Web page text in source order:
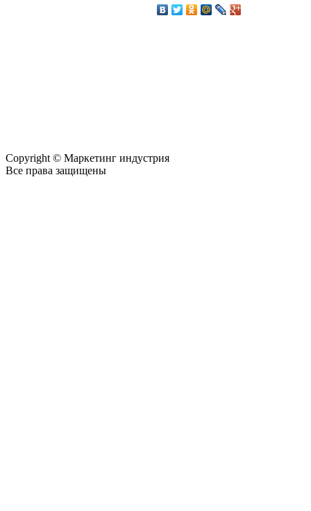
Copyright © Маркетинг индустрия
Все права защищены